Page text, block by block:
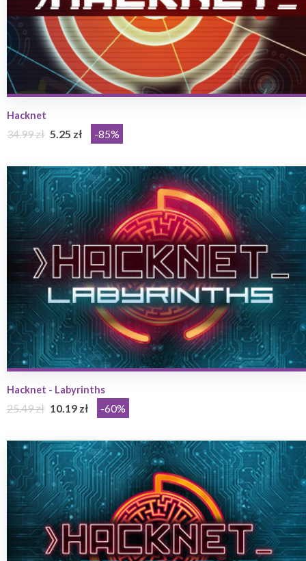
Hacknet
34.99 zł 5.25 zł -85%
Hacknet - Labyrinths
25.49 zł 10.19 zł -60%